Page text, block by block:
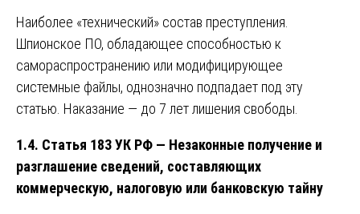
Наиболее «технический» состав преступления.
Шпионское ПО, обладающее способностью к
самораспространению или модифицирующее
системные файлы, однозначно подпадает под эту
статью. Наказание — до 7 лет лишения свободы.
1.4. Статья 183 УК РФ — Незаконные получение и
разглашение сведений, составляющих
коммерческую, налоговую или банковскую тайну